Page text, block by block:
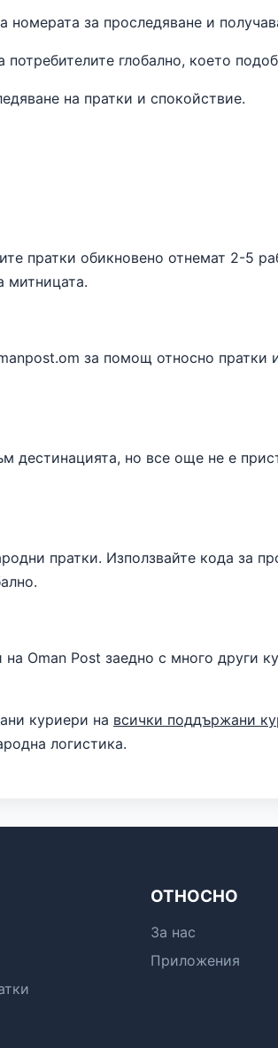
за проследяване и
глобално, което
на пратки и спокойствие.
пратки обикновено отнемат 2-5
митницата.
за помощ относно пратки
дестинацията, но все още не е
пратки. Използвайте кода за
Oman Post заедно с много други
куриери на всички поддържани
логистика.
ОТНОСНО
За нас
Приложения